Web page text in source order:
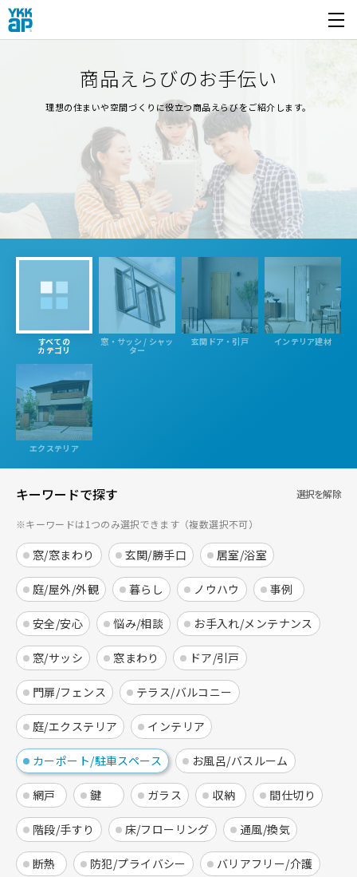
開く
商品えらびのお手伝い
理想の住まいや空間づくりに役立つ商品えらびをご紹介します。
すべての
カテゴリ
窓・サッシ / シャッ
ター
玄関ドア・引戸 インテリア建材
エクステリア
キーワードで探す 選択を解除
※キーワードは1つのみ選択できます（複数選択不可）
窓/窓まわり 玄関/勝手口 居室/浴室
庭/屋外/外観 暮らし ノウハウ 事例
安全/安心 悩み/相談 お手入れ/メンテナンス
窓/サッシ 窓まわり ドア/引戸
門扉/フェンス テラス/バルコニー
庭/エクステリア インテリア
カーポート/駐車スペース お風呂/バスルーム
網戸 鍵 ガラス 収納 間仕切り
階段/手すり 床/フローリング 通風/換気
断熱 防犯/プライバシー バリアフリー/介護